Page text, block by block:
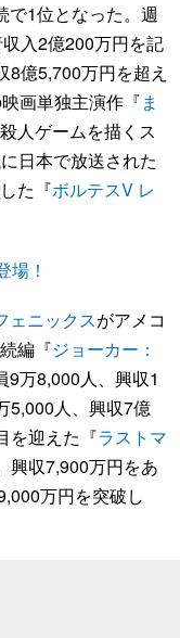
で1位となった。週
入2億200万円を記
億5,700万円を超え
画単独主演作『ま
人ゲームを描くス
日本で放送された
た『ボルテスV レ
場！
ェニックスがアメコ
編『ジョーカー：
9万8,000人、興収1
5,000人、興収7億
を迎えた『ラストマ
興収7,900万円をあ
万円を突破し